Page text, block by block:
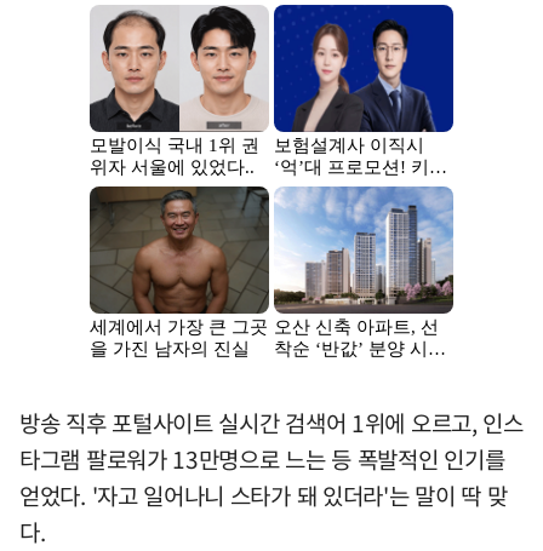
방송 직후 포털사이트 실시간 검색어 1위에 오르고, 인스
타그램 팔로워가 13만명으로 느는 등 폭발적인 인기를
얻었다. '자고 일어나니 스타가 돼 있더라'는 말이 딱 맞
다.